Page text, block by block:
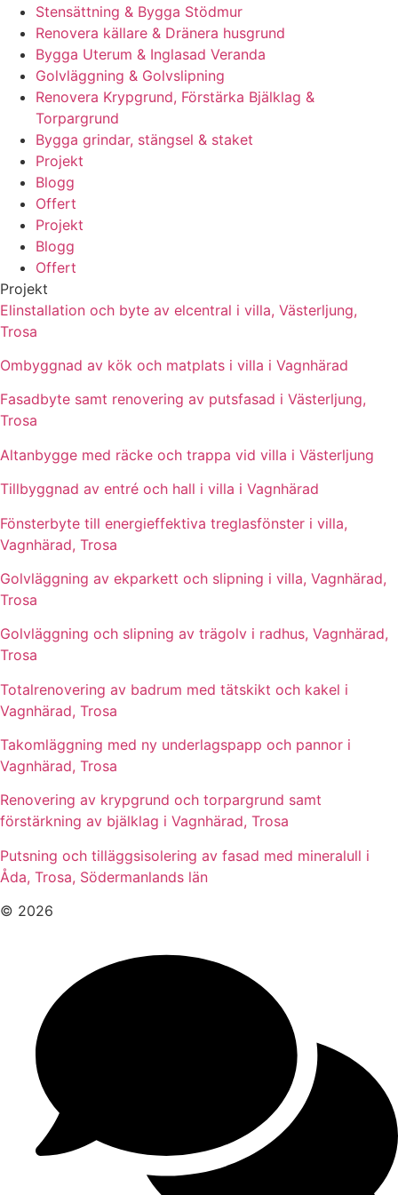
Stensättning & Bygga Stödmur
Renovera källare & Dränera husgrund
Bygga Uterum & Inglasad Veranda
Golvläggning & Golvslipning
Renovera Krypgrund, Förstärka Bjälklag &
Torpargrund
Bygga grindar, stängsel & staket
Projekt
Blogg
Offert
Projekt
Blogg
Offert
Projekt
Elinstallation och byte av elcentral i villa, Västerljung,
Trosa
Ombyggnad av kök och matplats i villa i Vagnhärad
Fasadbyte samt renovering av putsfasad i Västerljung,
Trosa
Altanbygge med räcke och trappa vid villa i Västerljung
Tillbyggnad av entré och hall i villa i Vagnhärad
Fönsterbyte till energieffektiva treglasfönster i villa,
Vagnhärad, Trosa
Golvläggning av ekparkett och slipning i villa, Vagnhärad,
Trosa
Golvläggning och slipning av trägolv i radhus, Vagnhärad,
Trosa
Totalrenovering av badrum med tätskikt och kakel i
Vagnhärad, Trosa
Takomläggning med ny underlagspapp och pannor i
Vagnhärad, Trosa
Renovering av krypgrund och torpargrund samt
förstärkning av bjälklag i Vagnhärad, Trosa
Putsning och tilläggsisolering av fasad med mineralull i
Åda, Trosa, Södermanlands län
© 2026